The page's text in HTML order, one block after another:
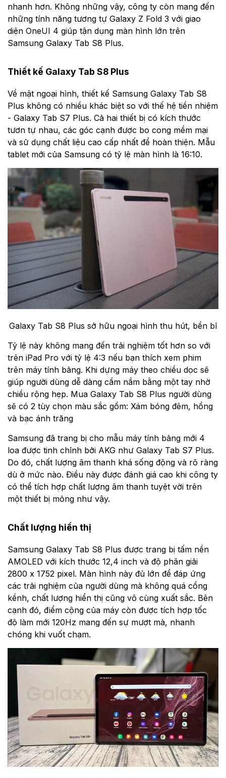
nhanh hơn. Không những vậy, công ty còn mang đến
những tính năng tương tự Galaxy Z Fold 3 với giao
diện OneUI 4 giúp tận dụng màn hình lớn trên
Samsung Galaxy Tab S8 Plus.
Thiết kế Galaxy Tab S8 Plus
Về mặt ngoại hình, thiết kế Samsung Galaxy Tab S8
Plus không có nhiều khác biệt so với thế hệ tiền nhiệm
- Galaxy Tab S7 Plus. Cả hai thiết bị có kích thước
tươn tự nhau, các góc cạnh được bo cong mềm mại
và sử dụng chất liệu cao cấp nhất để hoàn thiện. Mẫu
tablet mới của Samsung có tỷ lệ màn hình là 16:10.
Galaxy Tab S8 Plus sở hữu ngoại hình thu hút, bền bỉ
Tỷ lệ này không mang đến trải nghiệm tốt hơn so với
trên iPad Pro với tỷ lệ 4:3 nếu bạn thích xem phim
trên máy tính bảng. Khi dựng máy theo chiều dọc sẽ
giúp người dùng dễ dàng cầm nắm bằng một tay nhờ
chiều rộng hẹp. Mua Galaxy Tab S8 Plus người dùng
sẽ có 2 tùy chọn màu sắc gồm: Xám bóng đêm, hồng
và bạc ánh trăng
Samsung đã trang bị cho mẫu máy tính bảng mới 4
loa được tinh chỉnh bởi AKG như Galaxy Tab S7 Plus.
Do đó, chất lượng âm thanh khá sống động và rõ ràng
dù ở mức nào. Điều này được đánh giá cao khi công ty
có thể tích hợp chất lượng âm thanh tuyệt vời trên
một thiết bị mỏng như vậy.
Chất lượng hiển thị
Samsung Galaxy Tab S8 Plus được trang bị tấm nền
AMOLED với kích thước 12,4 inch và độ phân giải
2800 x 1752 pixel. Màn hình này đủ lớn để đáp ứng
các trải nghiệm của người dùng mà không quá cồng
kềnh, chất lượng hiển thị cũng vô cùng xuất sắc. Bên
cạnh đó, điểm cộng của máy còn được tích hợp tốc
độ làm mới 120Hz mang đến sự mượt mà, nhanh
chóng khi vuốt chạm.